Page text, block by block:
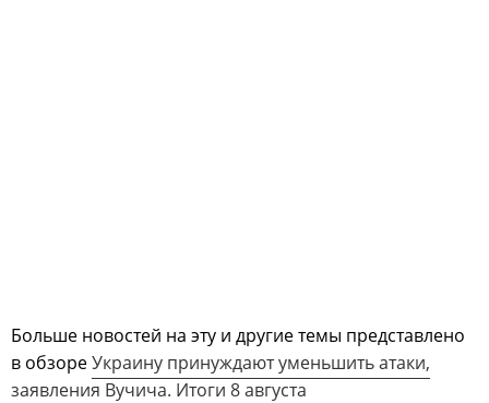
Больше новостей на эту и другие темы представлено
в обзореУкраину принуждают уменьшить атаки,
заявления Вучича. Итоги 8 августа